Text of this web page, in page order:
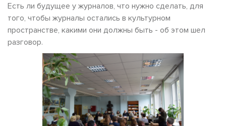
Есть ли будущее у журналов, что нужно сделать, для
того, чтобы журналы остались в культурном
пространстве, какими они должны быть - об этом шел
разговор.